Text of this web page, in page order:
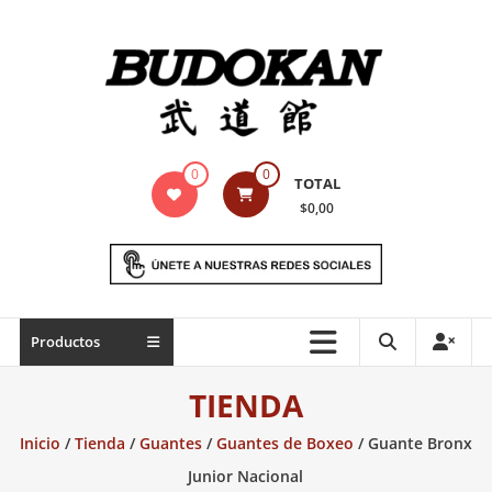
Indumentaria
marciales
Todo
necesario
de
0 0 TOTAL
$0,00
Productos
TIENDA
Inicio /Tienda /Guantes/Guantes de Boxeo / Guante Bronx
Junior Nacional